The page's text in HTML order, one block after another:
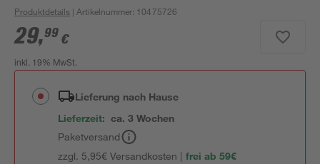
Produktdetails | Artikelnummer: 10475726
29,99 €
inkl. 19% MwSt.
Lieferung nach Hause
Lieferzeit: ca. 3 Wochen
Paketversand
zzgl. 5,95€ Versandkosten | frei ab 59€